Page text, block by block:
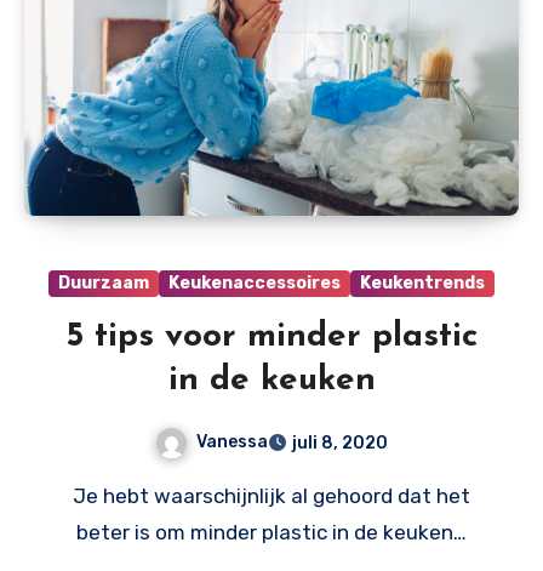
Duurzaam Keukenaccessoires Keukentrends
5 tips voor minder plastic
in de keuken
Vanessa juli 8, 2020
Je hebt waarschijnlijk al gehoord dat het
beter is om minder plastic in de keuken…